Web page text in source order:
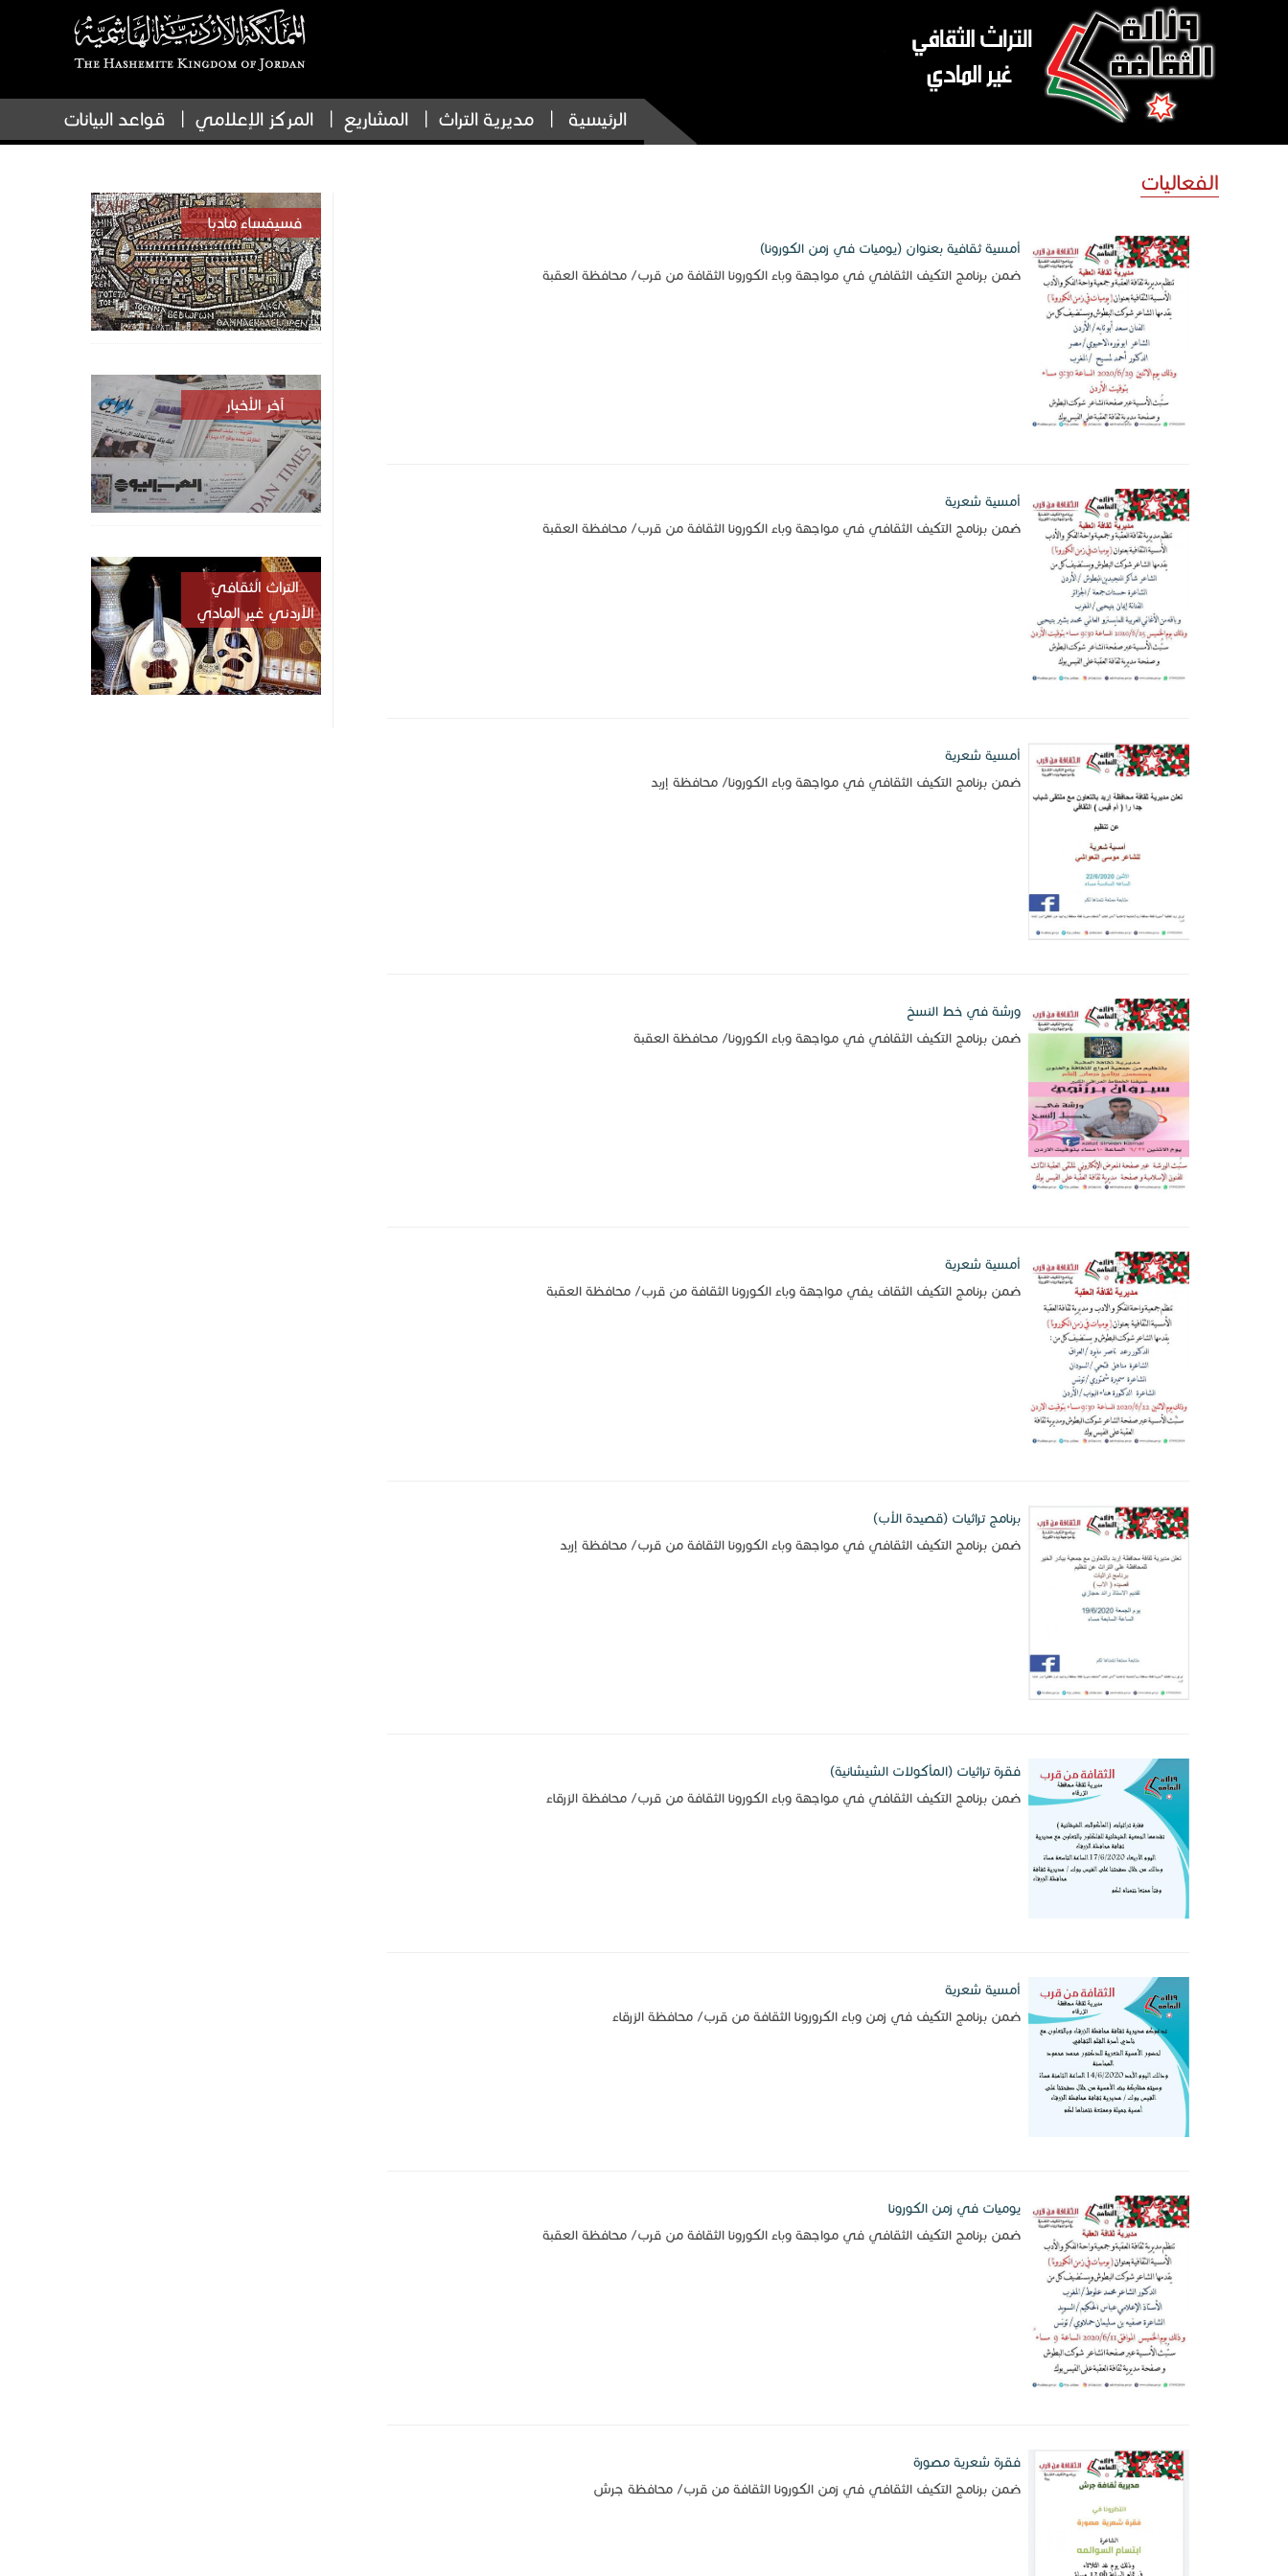
تجاوز إلى المحتوى الرئيسي
الرئيسية مديرية التراث المشاريع المركز الإعلامي قواعد البيانات
الفعاليات
أمسية ثقافية بعنوان (يوميات في زمن الكورونا)
ضمن برنامج التكيف الثقافي في مواجهة وباء الكورونا الثقافة من قرب/ محافظة العقبة
أمسية شعرية
ضمن برنامج التكيف الثقافي في مواجهة وباء الكورونا الثقافة من قرب/ محافظة العقبة
أمسية شعرية
ضمن برنامج التكيف الثقافي في مواجهة وباء الكورونا/ محافظة إربد
ورشة في خط النسخ
ضمن برنامج التكيف الثقافي في مواجهة وباء الكورونا/ محافظة العقبة
أمسية شعرية
ضمن برنامج التكيف الثقاف يفي مواجهة وباء الكورونا الثقافة من قرب/ محافظة العقبة
برنامج تراثيات (قصيدة الأب)
ضمن برنامج التكيف الثقافي في مواجهة وباء الكورونا الثقافة من قرب/ محافظة إربد
فقرة تراثيات (المأكولات الشيشانية)
ضمن برنامج التكيف الثقافي في مواجهة وباء الكورونا الثقافة من قرب/ محافظة الزرقاء
أمسية شعرية
ضمن برنامج التكيف في زمن وباء الكرورونا الثقافة من قرب/ محافظة الزرقاء
يوميات في زمن الكورونا
ضمن برنامج التكيف الثقافي في مواجهة وباء الكورونا الثقافة من قرب/ محافظة العقبة
فقرة شعرية مصورة
ضمن برنامج التكيف الثقافي في زمن الكورونا الثقافة من قرب/ محافظة جرش
فسيفساء مادبا
آخر الأخبار
التراث الُثقافي
الأردني غير المادي